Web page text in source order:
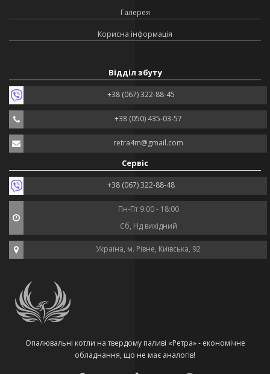
Галерея
Корисна інформація
Відділ збуту
+38 (067) 322-88-45
+38 (050) 435-03-57
retra4m@gmail.com
Сервіс
+38 (067) 322-88-48
Пн-Пт 9:00 - 18:00
Сб, Нд вихідний
Україна, м. Рівне, Київська, 92
Опалювальні котли на твердому паливі «Ретра» - економічне
обладнання, що не має аналогів!